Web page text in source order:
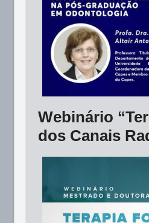
Webinário
dos Canais